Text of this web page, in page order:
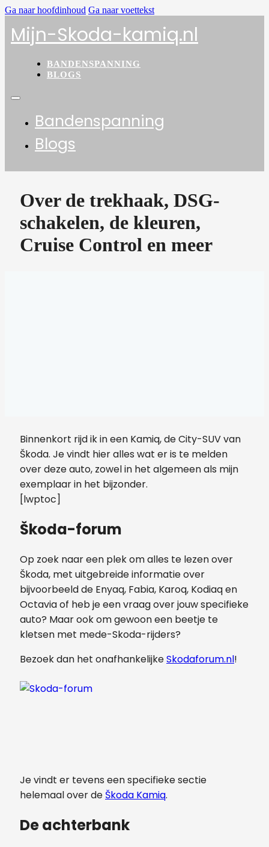
Ga naar hoofdinhoud Ga naar voettekst
Mijn-Skoda-kamiq.nl
BANDENSPANNING
BLOGS
Bandenspanning
Blogs
Over de trekhaak, DSG-
schakelen, de kleuren,
Cruise Control en meer
Binnenkort rijd ik in een Kamiq, de City-SUV van
Škoda. Je vindt hier alles wat er is te melden
over deze auto, zowel in het algemeen als mijn
exemplaar in het bijzonder.
[lwptoc]
Škoda-forum
Op zoek naar een plek om alles te lezen over
Škoda, met uitgebreide informatie over
bijvoorbeeld de Enyaq, Fabia, Karoq, Kodiaq en
Octavia of heb je een vraag over jouw specifieke
auto? Maar ook om gewoon een beetje te
kletsen met mede-Skoda-rijders?
Bezoek dan het onafhankelijkeSkodaforum.nl!
Je vindt er tevens een specifieke sectie
helemaal over de Škoda Kamiq.
De achterbank